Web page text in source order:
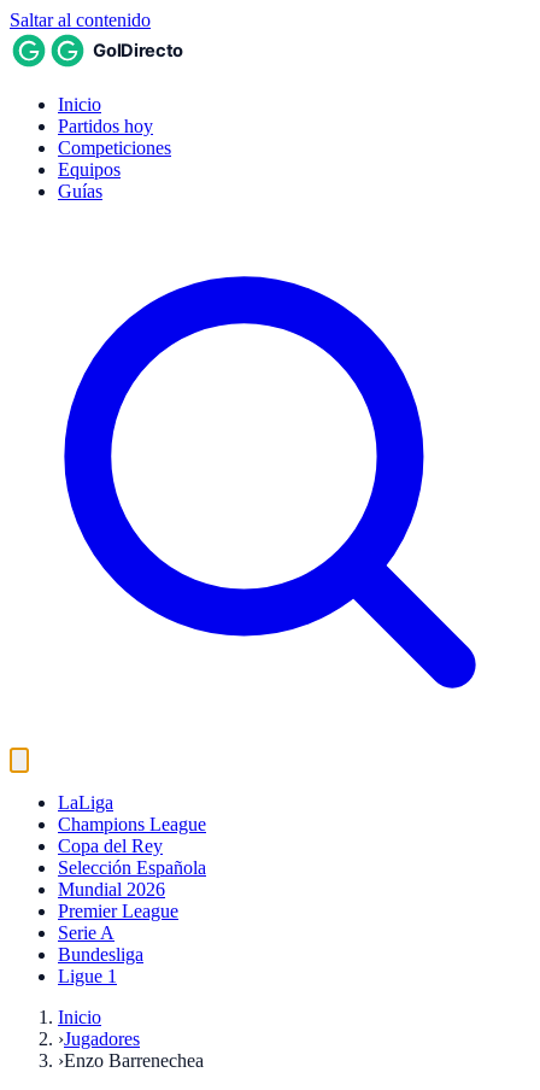
Saltar al contenido
Inicio
Partidos hoy
Competiciones
Equipos
Guías
LaLiga
Champions League
Copa del Rey
Selección Española
Mundial 2026
Premier League
Serie A
Bundesliga
Ligue 1
Inicio
›Jugadores
›Enzo Barrenechea